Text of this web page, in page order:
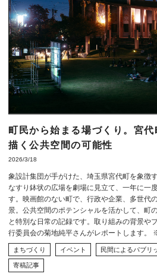
町民から始まる場づくり。宮
描く公共空間の可能性
2026/3/18
象設計集団が手がけた、埼玉県宮代町を象徴
なすり鉢状の広場を劇場に見立て、一年に一
す。映画館のない町で、行政や企業、多世代
景。公共空間のポテンシャルを活かして、町
と特別な日常の記録です。取り組みの背景や
行委員会の菊地純平さんがレポートします。
まちづくり イベント 民間によるパブリ
寄稿記事